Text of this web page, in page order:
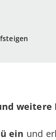
weitere
ein und